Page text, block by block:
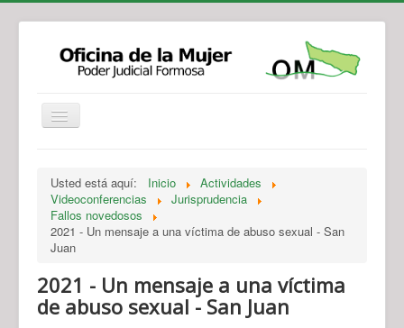
Legislación
Novedades
Recursos y Servicios de Atención
Usted está aquí: Inicio
Actividades
Videoconferencias
Jurisprudencia
Fallos novedosos
2021 - Un mensaje a una víctima de abuso sexual - San
Juan
2021 - Un mensaje a una víctima
de abuso sexual - San Juan